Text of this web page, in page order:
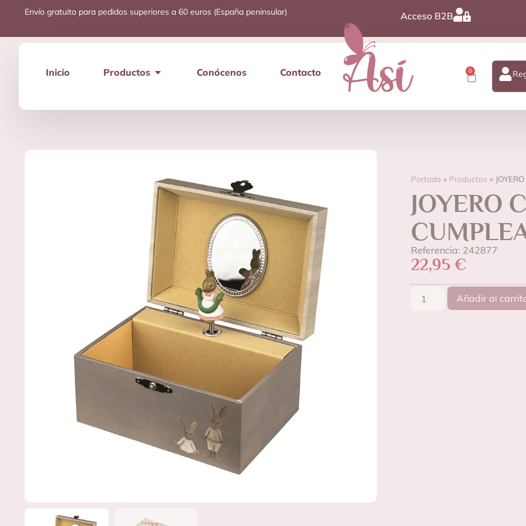
Envío gratuito para pedidos superiores a 60 euros (España peninsular) Acceso B2B
Inicio Productos Conócenos Contacto 0
Portada » Productos »
JOYERO
Referencia: 242877
22,95 €
Añadir al